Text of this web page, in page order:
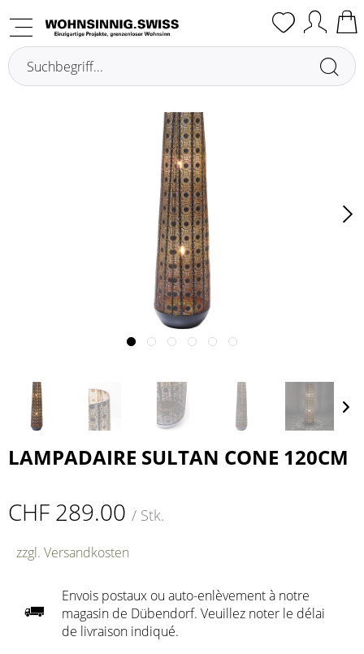
Übersicht
LAMPADAIRE SULTAN CONE 120CM
CHF 289.00 / Stk.
zzgl. Versandkosten
Envois postaux ou auto-enlèvement à notre
magasin de Dübendorf. Veuillez noter le délai
de livraison indiqué.